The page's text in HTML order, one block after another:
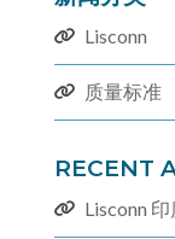
Lisconn
质量标准
RECENT
Lisconn